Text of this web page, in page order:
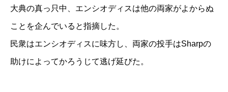
大典の真っ只中、エンシオディスは他の両家がよからぬ
ことを企んでいると指摘した。
民衆はエンシオディスに味方し、両家の投手はSharpの
助けによってかろうじて逃げ延びた。